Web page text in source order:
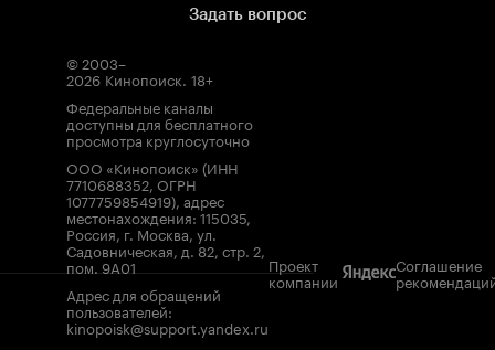
Задать вопрос
© 2003–
2026 Кинопоиск. 18+
Федеральные каналы
доступны для бесплатного
просмотра круглосуточно
ООО «Кинопоиск» (ИНН
7710688352, ОГРН
1077759854919), адрес
местонахождения: 115035,
Россия, г. Москва, ул.
Садовническая, д. 82, стр. 2,
пом. 9А01
Адрес для обращений
пользователей:
kinopoisk@support.yandex.ru
Проект
компании
Соглашение